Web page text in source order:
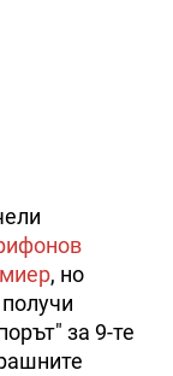
, но
за 9-те